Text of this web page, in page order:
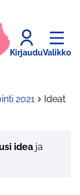
KirjauduValikko
2021 Ideat
idea ja